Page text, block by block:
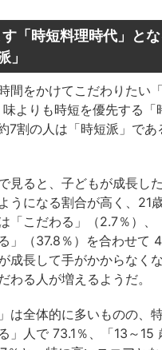
「時短料理時代」と
」
間をかけてこだわりたい
よりも時短を優先する「
7割の人は「時短派」であ
見ると、子どもが成長し
うになる割合が高く、21
「こだわる」（2.7％）、
」（37.8％）を合わせて
成長して手がかからなく
わる人が増えるようだ。
は全体的に多いものの、
」人で 73.1％、「13～15